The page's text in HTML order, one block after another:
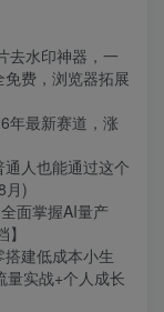
去水印神器，一
费，浏览器拓展
年最新赛道，涨
人也能通过这个
月)
面掌握AI量产
建低成本小生
量实战+个人成长